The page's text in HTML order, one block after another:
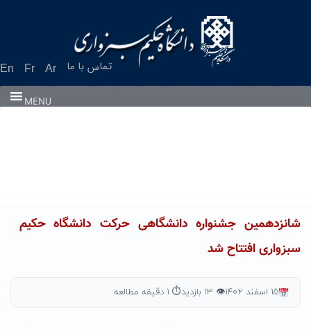
En Fr Ar تماس با ما
MENU
شانزدهمین جشنواره دانشگاهی حرکت دانشگاه حکیم
سبزواری افتتاح شد
۱۵ اسفند ۱۴۰۲ 👁 ۱۳ بازدید ⏱ ۱ دقیقه مطالعه